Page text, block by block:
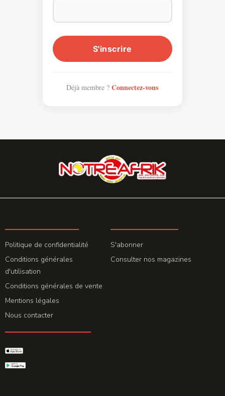
Déjà membre ?Connectez-vous
Politique de confidentialité
Conditions générales
d'utilisation
Conditions générales de vente
Mentions légales
Nous contacter
S'abonner
Consulter nos magazines